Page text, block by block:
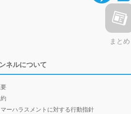
まとめ
ネルについて
ーハラスメントに対する行動指針